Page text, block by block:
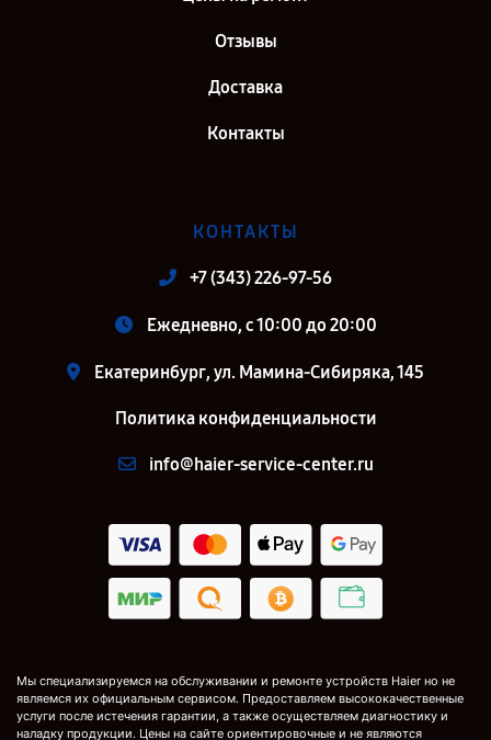
Отзывы
Доставка
Контакты
КОНТАКТЫ
+7 (343) 226-97-56
Ежедневно, с 10:00 до 20:00
Екатеринбург, ул. Мамина-Сибиряка, 145
Политика конфиденциальности
info@haier-service-center.ru
Мы специализируемся на обслуживании и ремонте устройств Haier но не
являемся их официальным сервисом. Предоставляем высококачественные
услуги после истечения гарантии, а также осуществляем диагностику и
наладку продукции. Цены на сайте ориентировочные и не являются